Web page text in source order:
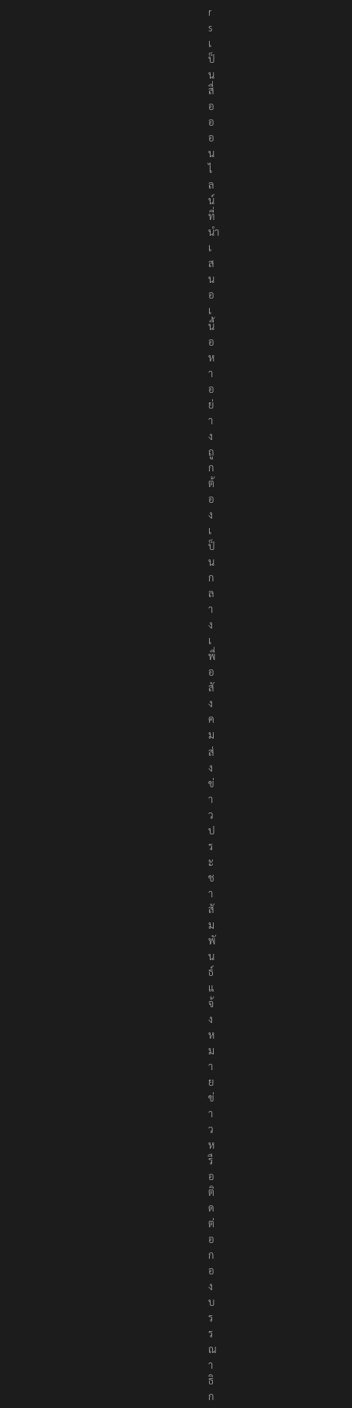
r
s
เ
ป็
น
สื่
อ
อ
อ
น
ไ
ล
น์
ที่
นำ
เ
ส
น
อ
เ
นื้
อ
ห
า
อ
ย่
า
ง
ถู
ก
ต้
อ
ง
เ
ป็
น
ก
ล
า
ง
เ
พื่
อ
สั
ง
ค
ม
ส่
ง
ข่
า
ว
ป
ร
ะ
ช
า
สั
ม
พั
น
ธ์
แ
จ้
ง
ห
ม
า
ย
ข่
า
ว
ห
รื
อ
ติ
ด
ต่
อ
ก
อ
ง
บ
ร
ร
ณ
า
ธิ
ก